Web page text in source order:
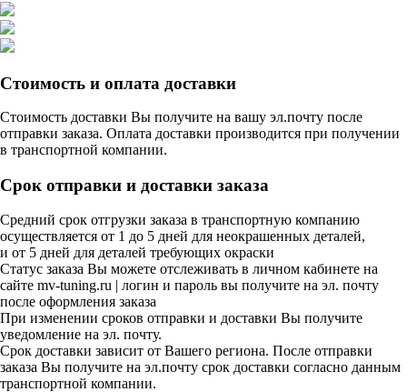
Стоимость и оплата доставки
Стоимость доставки Вы получите на вашу эл.почту после
отправки заказа. Оплата доставки производится при получении
в транспортной компании.
Срок отправки и доставки заказа
Средний срок отгрузки заказа в транспортную компанию
осуществляется от 1 до 5 дней для неокрашенных деталей,
и от 5 дней для деталей требующих окраски
Статус заказа Вы можете отслеживать в личном кабинете на
сайте mv-tuning.ru | логин и пароль вы получите на эл. почту
после оформления заказа
При изменении сроков отправки и доставки Вы получите
уведомление на эл. почту.
Срок доставки зависит от Вашего региона. После отправки
заказа Вы получите на эл.почту срок доставки согласно данным
транспортной компании.